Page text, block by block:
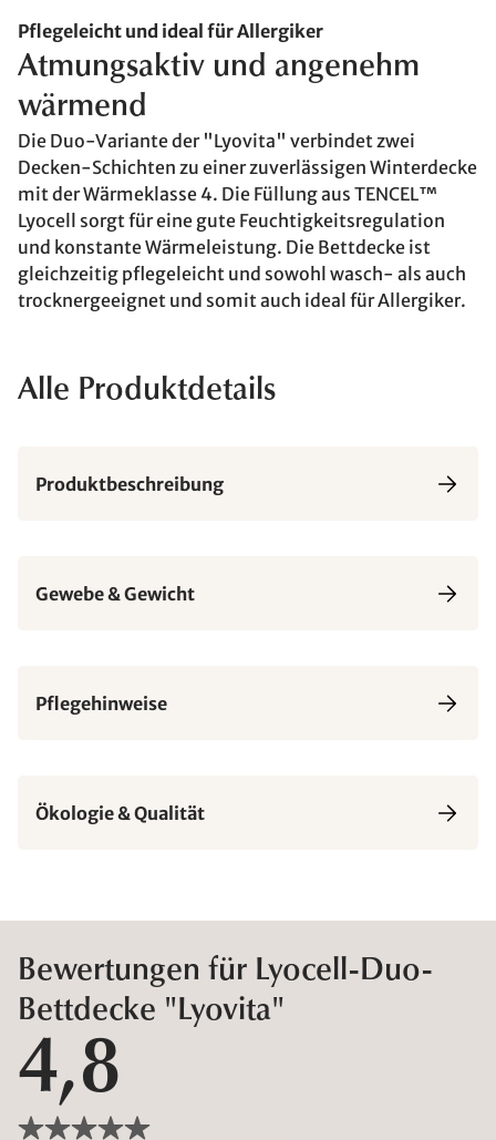
Pflegeleicht und ideal für Allergiker
Atmungsaktiv und angenehm
wärmend
Die Duo-Variante der "Lyovita" verbindet zwei
Decken-Schichten zu einer zuverlässigen Winterdecke
mit der Wärmeklasse 4. Die Füllung aus TENCEL™
Lyocell sorgt für eine gute Feuchtigkeitsregulation
und konstante Wärmeleistung. Die Bettdecke ist
gleichzeitig pflegeleicht und sowohl wasch- als auch
trocknergeeignet und somit auch ideal für Allergiker.
Alle Produktdetails
Produktbeschreibung
Gewebe & Gewicht
Pflegehinweise
Ökologie & Qualität
Bewertungen für Lyocell-Duo-
Bettdecke "Lyovita"
4,8